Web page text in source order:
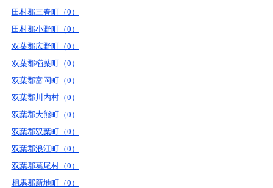
田村郡三春町（0）
田村郡小野町（0）
双葉郡広野町（0）
双葉郡楢葉町（0）
双葉郡富岡町（0）
双葉郡川内村（0）
双葉郡大熊町（0）
双葉郡双葉町（0）
双葉郡浪江町（0）
双葉郡葛尾村（0）
相馬郡新地町（0）